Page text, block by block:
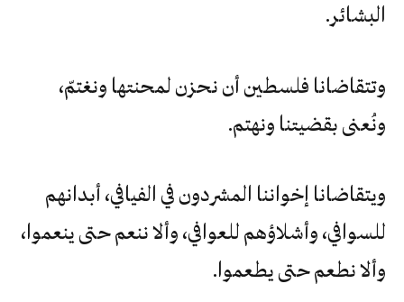
البشائر.
وتتقاضانا فلسطين أن نحزن لمحنتها ونغتمّ،
ونُعنى بقضيتنا ونهتم.
ويتقاضانا إخواننا المشردون في الفيافي، أبدانهم
للسوافي، وأشلاؤهم للعوافي، وألا ننعم حتى ينعموا،
وألا نطعم حتى يطعموا.